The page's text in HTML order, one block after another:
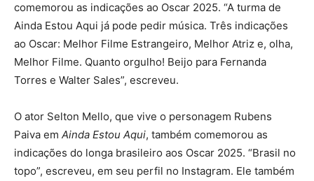
comemorou as indicações ao Oscar 2025. “A turma de
Ainda Estou Aqui já pode pedir música. Três indicações
ao Oscar: Melhor Filme Estrangeiro, Melhor Atriz e, olha,
Melhor Filme. Quanto orgulho! Beijo para Fernanda
Torres e Walter Sales”, escreveu.
O ator Selton Mello, que vive o personagem Rubens
Paiva em Ainda Estou Aqui, também comemorou as
indicações do longa brasileiro aos Oscar 2025. “Brasil no
topo”, escreveu, em seu perfil no Instagram. Ele também